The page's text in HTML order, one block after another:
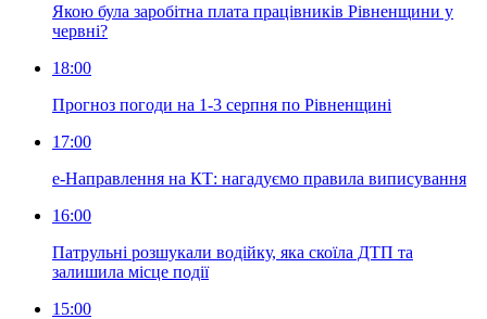
Якою була заробітна плата працівників Рівненщини у
червні?
18:00
Прогноз погоди на 1-3 серпня по Рівненщині
17:00
е-Направлення на КТ: нагадуємо правила виписування
16:00
Патрульні розшукали водійку, яка скоїла ДТП та
залишила місце події
15:00